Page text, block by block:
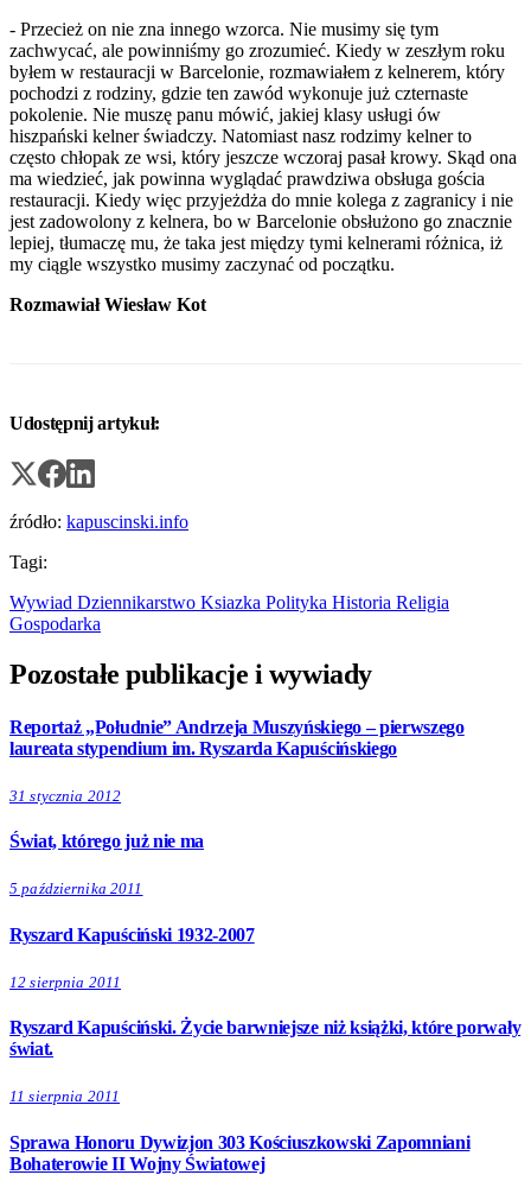
- Przecież on nie zna innego wzorca. Nie musimy się tym
zachwycać, ale powinniśmy go zrozumieć. Kiedy w zeszłym roku
byłem w restauracji w Barcelonie, rozmawiałem z kelnerem, który
pochodzi z rodziny, gdzie ten zawód wykonuje już czternaste
pokolenie. Nie muszę panu mówić, jakiej klasy usługi ów
hiszpański kelner świadczy. Natomiast nasz rodzimy kelner to
często chłopak ze wsi, który jeszcze wczoraj pasał krowy. Skąd ona
ma wiedzieć, jak powinna wyglądać prawdziwa obsługa gościa
restauracji. Kiedy więc przyjeżdża do mnie kolega z zagranicy i nie
jest zadowolony z kelnera, bo w Barcelonie obsłużono go znacznie
lepiej, tłumaczę mu, że taka jest między tymi kelnerami różnica, iż
my ciągle wszystko musimy zaczynać od początku.
Rozmawiał Wiesław Kot
Udostępnij artykuł:
źródło: kapuscinski.info
Tagi:
Wywiad Dziennikarstwo Ksiazka Polityka Historia Religia
Gospodarka
Pozostałe publikacje i wywiady
Reportaż „Południe” Andrzeja Muszyńskiego – pierwszego
laureata stypendium im. Ryszarda Kapuścińskiego
31 stycznia 2012
Świat, którego już nie ma
5 października 2011
Ryszard Kapuściński 1932-2007
12 sierpnia 2011
Ryszard Kapuściński. Życie barwniejsze niż książki, które porwały
świat.
11 sierpnia 2011
Sprawa Honoru Dywizjon 303 Kościuszkowski Zapomniani
Bohaterowie II Wojny Światowej